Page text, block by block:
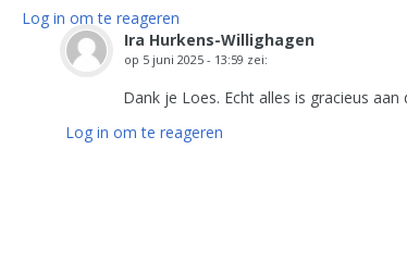
Log in om te reageren
Ira Hurkens-Willighagen
op 5 juni 2025 - 13:59 zei:
Dank je Loes. Echt alles is gracieus
Log in om te reageren